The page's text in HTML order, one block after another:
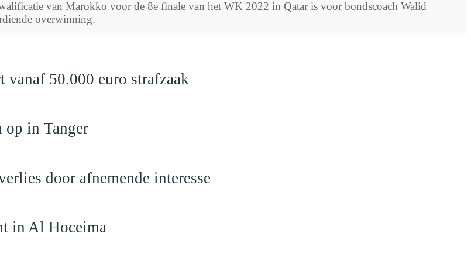
van Marokko voor de 8e finale van het WK 2022 in Qatar is voor bondscoach Walid
overwinning.
50.000 euro strafzaak
op in Tanger
door afnemende interesse
in Al Hoceima